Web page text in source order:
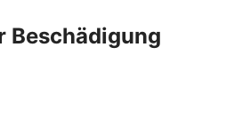
Beschädigung